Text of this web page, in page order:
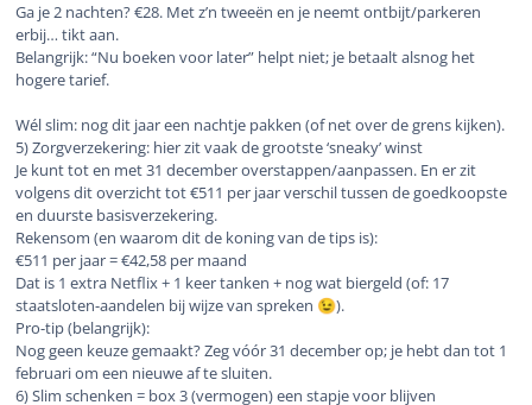
Ga je 2 nachten? €28. Met z’n tweeën en je neemt ontbijt/parkeren
erbij… tikt aan.
Belangrijk: “Nu boeken voor later” helpt niet; je betaalt alsnog het
hogere tarief.
Wél slim: nog dit jaar een nachtje pakken (of net over de grens kijken).
5) Zorgverzekering: hier zit vaak de grootste ‘sneaky’ winst
Je kunt tot en met 31 december overstappen/aanpassen. En er zit
volgens dit overzicht tot €511 per jaar verschil tussen de goedkoopste
en duurste basisverzekering.
Rekensom (en waarom dit de koning van de tips is):
€511 per jaar = €42,58 per maand
Dat is 1 extra Netflix + 1 keer tanken + nog wat biergeld (of: 17
staatsloten-aandelen bij wijze van spreken 😉).
Pro-tip (belangrijk):
Nog geen keuze gemaakt? Zeg vóór 31 december op; je hebt dan tot 1
februari om een nieuwe af te sluiten.
6) Slim schenken = box 3 (vermogen) een stapje voor blijven